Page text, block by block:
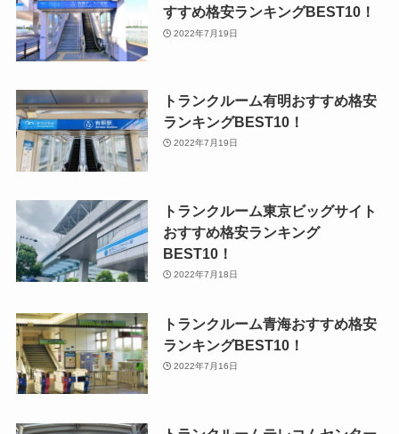
すすめ格安ランキングBEST10！
2022年7月19日
トランクルーム有明おすすめ格安
ランキングBEST10！
2022年7月19日
トランクルーム東京ビッグサイト
おすすめ格安ランキング
BEST10！
2022年7月18日
トランクルーム青海おすすめ格安
ランキングBEST10！
2022年7月16日